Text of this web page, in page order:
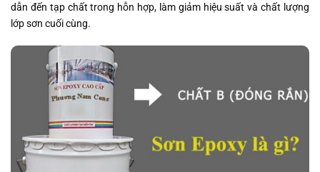
dẫn đến tạp chất trong hỗn hợp, làm giảm hiệu suất và chất lượng
lớp sơn cuối cùng.